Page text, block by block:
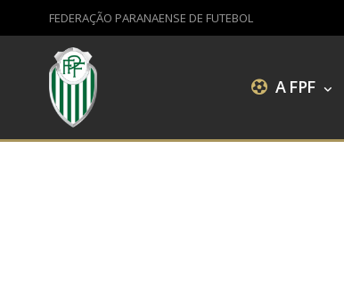
FEDERAÇÃO PARANAENSE DE FUTEBOL
A FPF